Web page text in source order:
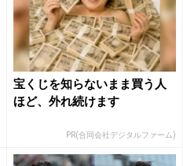
宝くじを知らないまま買う人
ほど、外れ続けます
PR(合同会社デジタルファーム)